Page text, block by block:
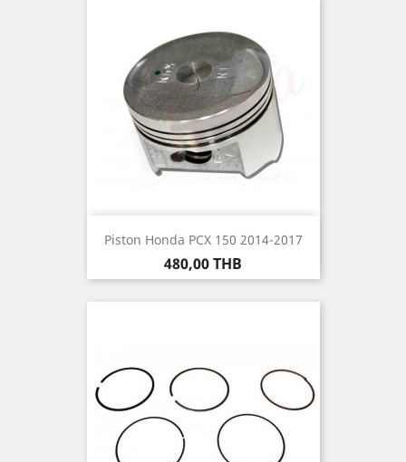
Piston Honda PCX 150 2014-2017
Prix
480,00 THB